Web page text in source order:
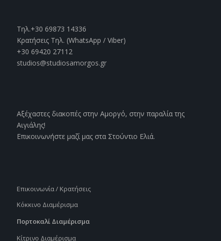
Τηλ.+30 69873 14336
Κρατήσεις Τηλ. (WhatsApp / Viber)
+30 69420 27112
studios@studiosamorgos.gr
Αξέχαστες διακοπές στην Αμοργό, στην παραλία της
Αιγιάλης!
Επικοινωνήστε μαζί μας στα Στούντιο Ελιά.
Επικοινωνία / Κρατήσεις
Κόκκινο Διαμέρισμα
Πορτοκαλί Διαμέρισμα
Κίτρινο Διαμέρισμα